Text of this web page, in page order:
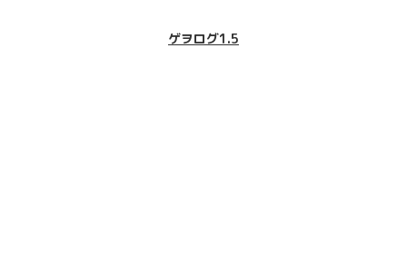
ゲヲログ1.5